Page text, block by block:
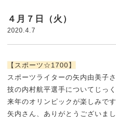
４月７日（火）
2020.4.7
【 スポーツ☆1700】
スポーツライターの矢内由美子
技の内村航平選手についてじっ
来年のオリンピックが楽しみです
矢内さん、ありがとうございまし